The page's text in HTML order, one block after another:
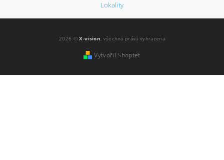
Lokality
2026 ©X-vision, všechna práva vyhrazena
Vytvořil Shoptet